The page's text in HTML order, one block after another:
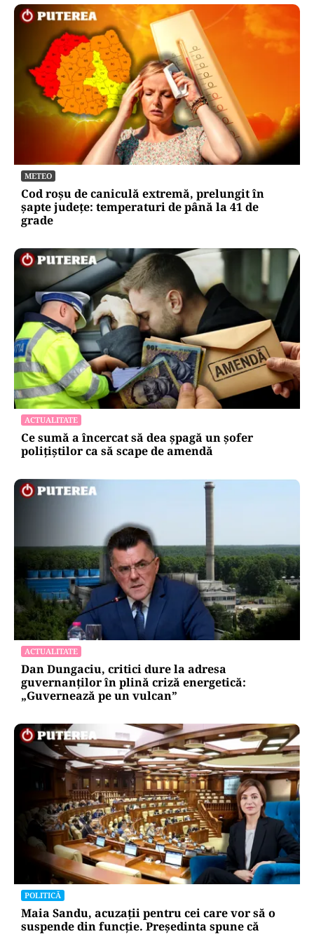
METEO
Cod roșu de caniculă extremă, prelungit în
șapte județe: temperaturi de până la 41 de
grade
ACTUALITATE
Ce sumă a încercat să dea șpagă un șofer
polițiștilor ca să scape de amendă
ACTUALITATE
Dan Dungaciu, critici dure la adresa
guvernanților în plină criză energetică:
„Guvernează pe un vulcan”
POLITICĂ
Maia Sandu, acuzații pentru cei care vor să o
suspende din funcție. Președinta spune că